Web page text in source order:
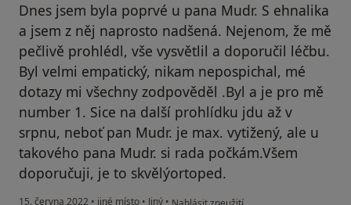
Dnes jsem byla poprvé u pana Mudr. S ehnalika
a jsem z něj naprosto nadšená. Nejenom, že mě
pečlivě prohlédl, vše vysvětlil a doporučil léčbu.
Byl velmi empatický, nikam nepospichal, mé
dotazy mi všechny zodpověděl .Byl a je pro mě
number 1. Sice na další prohlídku jdu až v
srpnu, neboť pan Mudr. je max. vytižený, ale u
takového pana Mudr. si rada počkám.Všem
doporučuji, je to skvělýortoped.
15. června 2022 • jiné místo • Jiný • podle názoru uživatele L.V.